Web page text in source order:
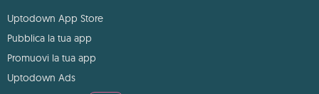
Uptodown App Store
Pubblica la tua app
Promuovi la tua app
Uptodown Ads